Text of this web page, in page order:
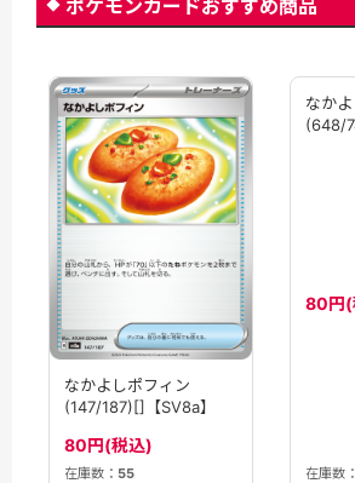
ポケモンカードおすすめ商品
なかよしポフィン
(147/187)[]【SV8a】
80円(税込)
在庫数： 55 在庫数：